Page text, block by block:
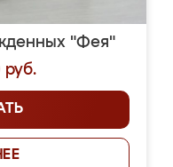
"Фея"
руб.